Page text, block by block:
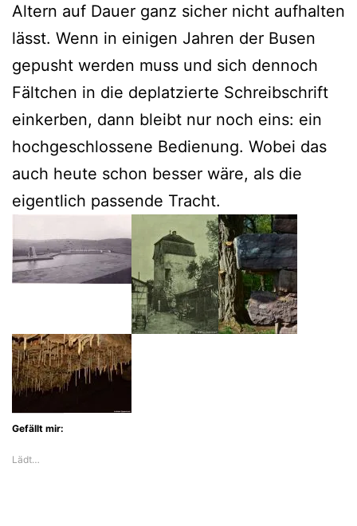
Altern auf Dauer ganz sicher nicht aufhalten
lässt. Wenn in einigen Jahren der Busen
gepusht werden muss und sich dennoch
Fältchen in die deplatzierte Schreibschrift
einkerben, dann bleibt nur noch eins: ein
hochgeschlossene Bedienung. Wobei das
auch heute schon besser wäre, als die
eigentlich passende Tracht.
Gefällt mir:
Lädt…